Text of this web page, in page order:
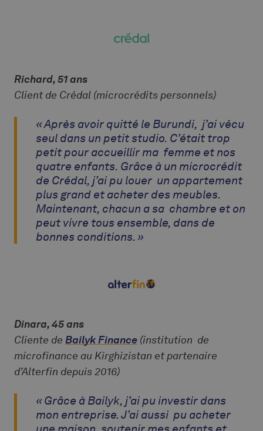
Richard, 51 ans
Client de Crédal (microcrédits personnels)
« Après avoir quitté le Burundi, j’ai vécu
seul dans un petit studio. C’était trop
petit pour accueillir ma femme et nos
quatre enfants. Grâce à un microcrédit
de Crédal, j’ai pu louer un appartement
plus grand et acheter des meubles.
Maintenant, chacun a sa chambre et on
peut vivre tous ensemble, dans de
bonnes conditions. »
Dinara, 45 ans
Cliente de Bailyk Finance (institution de
microfinance au Kirghizistan et partenaire
d’Alterfin depuis 2016)
« Grâce à Bailyk, j’ai pu investir dans
mon entreprise. J’ai aussi pu acheter